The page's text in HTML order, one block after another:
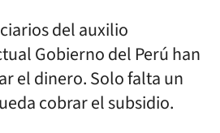
del auxilio
Gobierno del Perú han
el dinero. Solo falta un
cobrar el subsidio.